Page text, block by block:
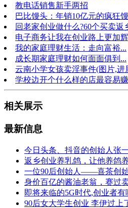
教电话销售新手两招
巴比馒头：年销10亿元的疯狂
回老家创业做什么?60个买卖返
电子商务让我在创业路上更加
我的家庭理财生活：走向富裕...
成长期家庭理财如何面面俱到...
云南小学女孩卖淫事件(图片,进
学校边开个什么样的店最容易
相关展示
最新信息
今日头条、抖音的创始人张
返乡创业养乳鸽，让他养鸽
一位90后创始人——喜茶创
身价百亿的酱油老翁，赛过
即将来临的5G时代,创业者有
90后女大学生创业 李伊过上